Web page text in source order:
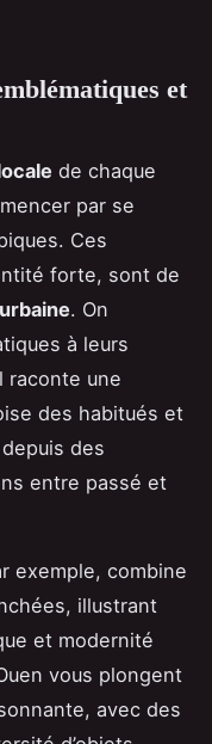
et
de chaque
par se
Ces
forte, sont de
. On
à leurs
raconte une
des habitués et
des
entre passé et
exemple, combine
illustrant
et modernité
vous plongent
avec des